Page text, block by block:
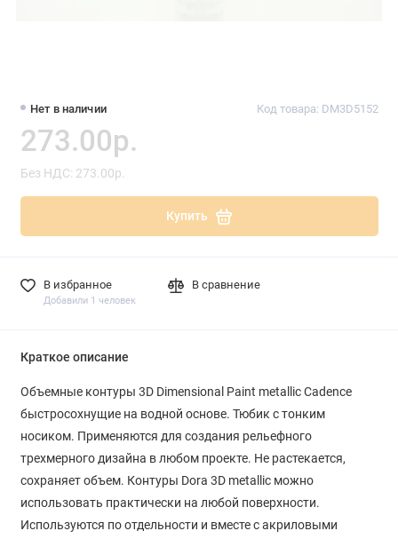
Нет в наличии Код товара: DM3D5152
273.00р.
Без НДС: 273.00р.
Купить
В избранное
Добавили 1 человек
В сравнение
Краткое описание
Объемные контуры 3D Dimensional Paint metallic Cadence
быстросохнущие на водной основе. Тюбик с тонким
носиком. Применяются для создания рельефного
трехмерного дизайна в любом проекте. Не растекается,
сохраняет объем. Контуры Dora 3D metallic можно
использовать практически на любой поверхности.
Используются по отдельности и вместе с акриловыми